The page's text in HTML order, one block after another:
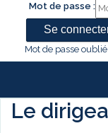
Mot de passe :
Mot de passe oublié
Le